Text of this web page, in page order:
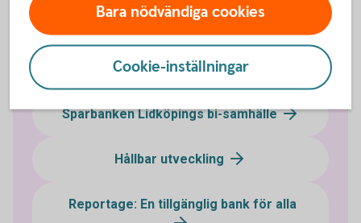
trygghet genom hela livet.
Sparbanken Lidköpings bi-samhälle
Hållbar utveckling
Reportage: En tillgänglig bank för alla
Bara nödvändiga cookies
Cookie-inställningar